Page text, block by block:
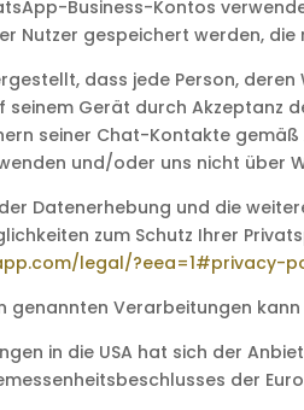
Business-Kontos
Nutzer gespeichert werden,
dass jede Person,
seinem Gerät durch Akzeptanz
seiner Chat-Kontakte gemäß
und/oder uns nicht über
Datenerhebung und die
zum Schutz Ihrer
/legal/?eea=1#privacy-
genannten Verarbeitungen
in die USA hat sich der
der